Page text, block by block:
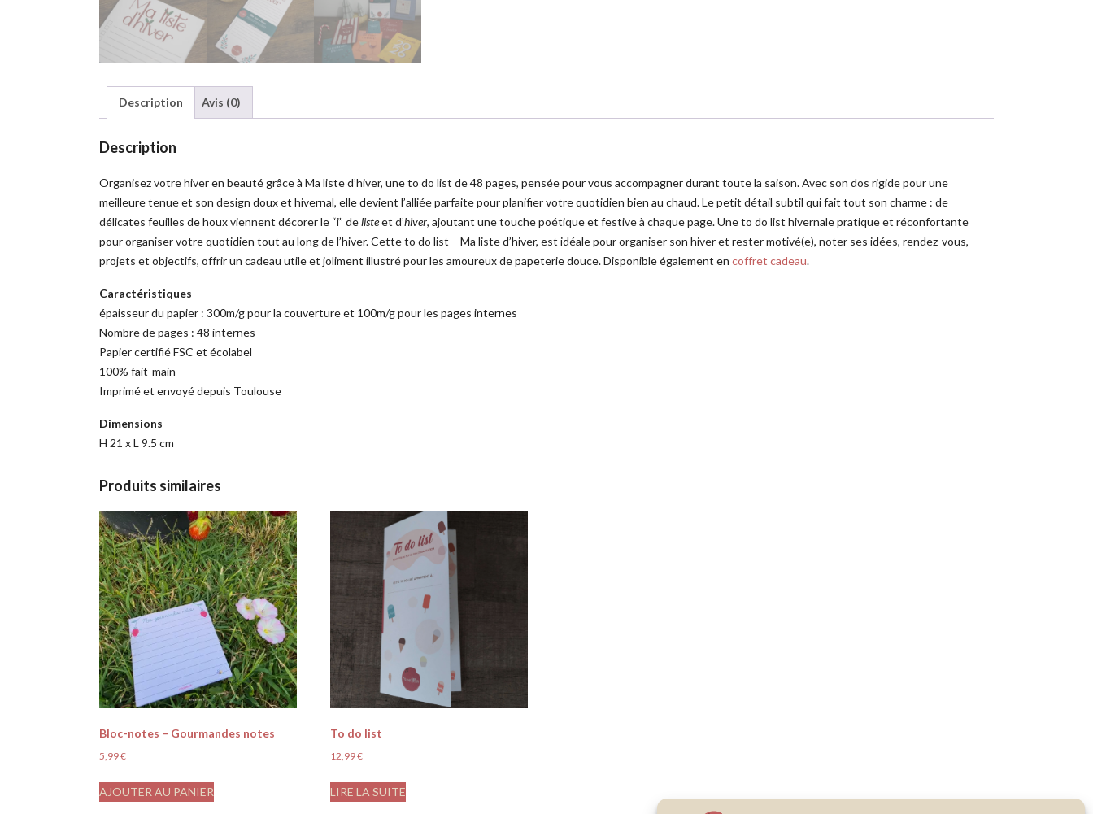
Description Avis (0)
Description
Organisez votre hiver en beauté grâce à Ma liste d’hiver, une to do list de 48 pages, pensée pour vous accompagner durant toute la saison. Avec son dos rigide pour une
meilleure tenue et son design doux et hivernal, elle devient l’alliée parfaite pour planifier votre quotidien bien au chaud. Le petit détail subtil qui fait tout son charme : de
délicates feuilles de houx viennent décorer le “i” delisteet d’hiver, ajoutant une touche poétique et festive à chaque page. Une to do list hivernale pratique et réconfortante
pour organiser votre quotidien tout au long de l’hiver. Cette to do list – Ma liste d’hiver, est idéale pour organiser son hiver et rester motivé(e), noter ses idées, rendez-vous,
projets et objectifs, offrir un cadeau utile et joliment illustré pour les amoureux de papeterie douce. Disponible également en coffret cadeau.
Caractéristiques
épaisseur du papier : 300m/g pour la couverture et 100m/g pour les pages internes
Nombre de pages : 48 internes
Papier certifié FSC et écolabel
100% fait-main
Imprimé et envoyé depuis Toulouse
Dimensions
H 21 x L 9.5 cm
Produits similaires
Bloc-notes – Gourmandes notes
5,99€
AJOUTER AU PANIER
To do list
12,99€
LIRE LA SUITE